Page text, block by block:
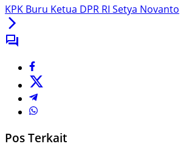
KPK Buru Ketua DPR RI Setya Novanto
Pos Terkait